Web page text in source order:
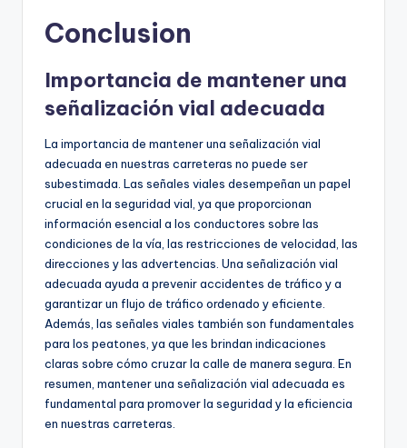
Conclusion
Importancia de mantener una
señalización vial adecuada
La importancia de mantener una señalización vial
adecuada en nuestras carreteras no puede ser
subestimada. Las señales viales desempeñan un papel
crucial en la seguridad vial, ya que proporcionan
información esencial a los conductores sobre las
condiciones de la vía, las restricciones de velocidad, las
direcciones y las advertencias. Una señalización vial
adecuada ayuda a prevenir accidentes de tráfico y a
garantizar un flujo de tráfico ordenado y eficiente.
Además, las señales viales también son fundamentales
para los peatones, ya que les brindan indicaciones
claras sobre cómo cruzar la calle de manera segura. En
resumen, mantener una señalización vial adecuada es
fundamental para promover la seguridad y la eficiencia
en nuestras carreteras.